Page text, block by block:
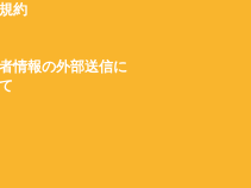
約
情報の外部送信に